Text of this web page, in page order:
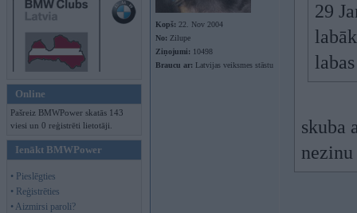
Online
Pašreiz BMWPower skatās 143
viesi un 0 reģistrēti lietotāji.
Ienākt BMWPower
• Pieslēgties
• Reģistrēties
• Aizmirsi paroli?
Kopš: 22. Nov 2004
No: Zilupe
Ziņojumi: 10498
Braucu ar: Latvijas veiksmes stāstu
29
skuba
nezinu